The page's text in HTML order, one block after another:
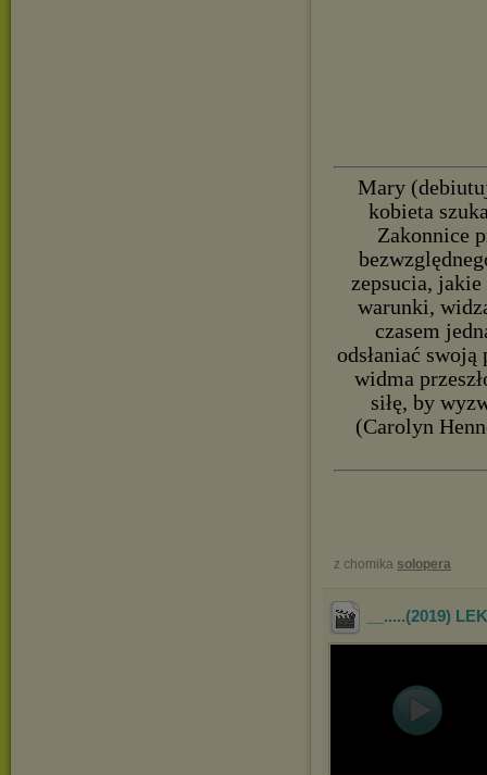
Mary
kobieta
Zakonnice
zepsucia,
warunki,
czasem
odsłaniać
widma
siłę, by
(Carolyn
z chomika solopera
__.....(2019)